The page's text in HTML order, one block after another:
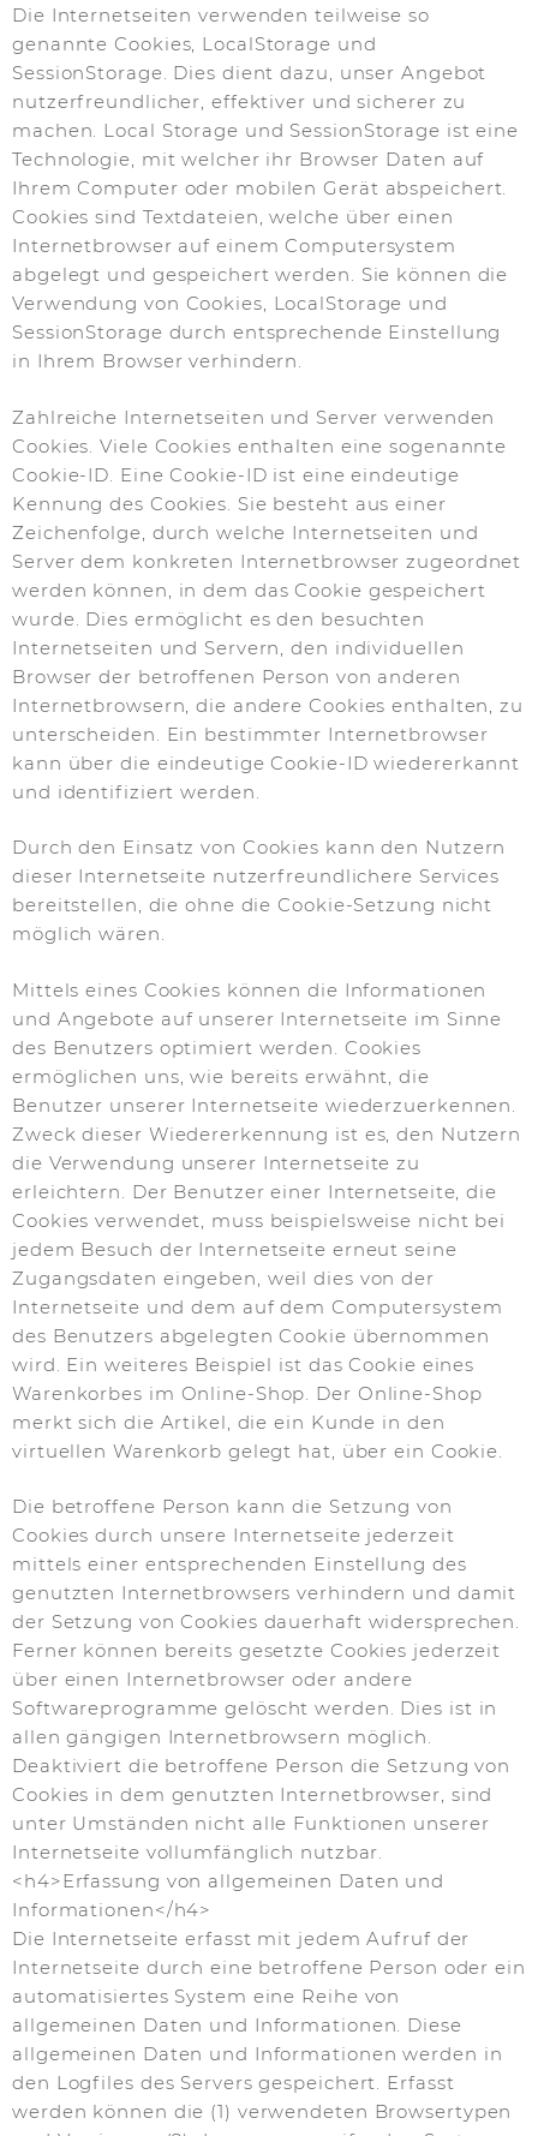
Die Internetseiten verwenden teilweise so
genannte Cookies, LocalStorage und
SessionStorage. Dies dient dazu, unser Angebot
nutzerfreundlicher, effektiver und sicherer zu
machen. Local Storage und SessionStorage ist eine
Technologie, mit welcher ihr Browser Daten auf
Ihrem Computer oder mobilen Gerät abspeichert.
Cookies sind Textdateien, welche über einen
Internetbrowser auf einem Computersystem
abgelegt und gespeichert werden. Sie können die
Verwendung von Cookies, LocalStorage und
SessionStorage durch entsprechende Einstellung
in Ihrem Browser verhindern.
Zahlreiche Internetseiten und Server verwenden
Cookies. Viele Cookies enthalten eine sogenannte
Cookie-ID. Eine Cookie-ID ist eine eindeutige
Kennung des Cookies. Sie besteht aus einer
Zeichenfolge, durch welche Internetseiten und
Server dem konkreten Internetbrowser zugeordnet
werden können, in dem das Cookie gespeichert
wurde. Dies ermöglicht es den besuchten
Internetseiten und Servern, den individuellen
Browser der betroffenen Person von anderen
Internetbrowsern, die andere Cookies enthalten, zu
unterscheiden. Ein bestimmter Internetbrowser
kann über die eindeutige Cookie-ID wiedererkannt
und identifiziert werden.
Durch den Einsatz von Cookies kann den Nutzern
dieser Internetseite nutzerfreundlichere Services
bereitstellen, die ohne die Cookie-Setzung nicht
möglich wären.
Mittels eines Cookies können die Informationen
und Angebote auf unserer Internetseite im Sinne
des Benutzers optimiert werden. Cookies
ermöglichen uns, wie bereits erwähnt, die
Benutzer unserer Internetseite wiederzuerkennen.
Zweck dieser Wiedererkennung ist es, den Nutzern
die Verwendung unserer Internetseite zu
erleichtern. Der Benutzer einer Internetseite, die
Cookies verwendet, muss beispielsweise nicht bei
jedem Besuch der Internetseite erneut seine
Zugangsdaten eingeben, weil dies von der
Internetseite und dem auf dem Computersystem
des Benutzers abgelegten Cookie übernommen
wird. Ein weiteres Beispiel ist das Cookie eines
Warenkorbes im Online-Shop. Der Online-Shop
merkt sich die Artikel, die ein Kunde in den
virtuellen Warenkorb gelegt hat, über ein Cookie.
Die betroffene Person kann die Setzung von
Cookies durch unsere Internetseite jederzeit
mittels einer entsprechenden Einstellung des
genutzten Internetbrowsers verhindern und damit
der Setzung von Cookies dauerhaft widersprechen.
Ferner können bereits gesetzte Cookies jederzeit
über einen Internetbrowser oder andere
Softwareprogramme gelöscht werden. Dies ist in
allen gängigen Internetbrowsern möglich.
Deaktiviert die betroffene Person die Setzung von
Cookies in dem genutzten Internetbrowser, sind
unter Umständen nicht alle Funktionen unserer
Internetseite vollumfänglich nutzbar.
<h4>Erfassung von allgemeinen Daten und
Informationen</h4>
Die Internetseite erfasst mit jedem Aufruf der
Internetseite durch eine betroffene Person oder ein
automatisiertes System eine Reihe von
allgemeinen Daten und Informationen. Diese
allgemeinen Daten und Informationen werden in
den Logfiles des Servers gespeichert. Erfasst
werden können die (1) verwendeten Browsertypen